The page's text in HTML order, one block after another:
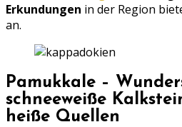
Erkundungen in der Region
an.
Pamukkale –
schneeweiße
heiße Quellen